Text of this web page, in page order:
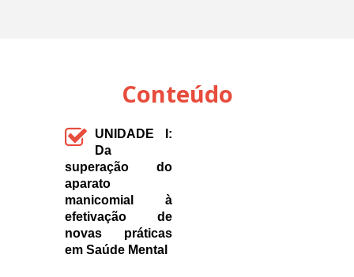
Conteúdo
UNIDADE I:
Da
superação do
aparato
manicomial à
efetivação de
novas práticas
em Saúde Mental